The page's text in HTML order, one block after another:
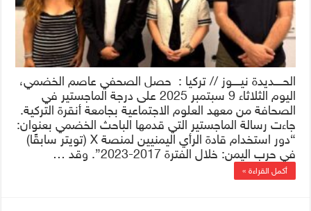
الحــــديدة نيــــوز // تركيا : حصل الصحفي عاصم الخضمي،
اليوم الثلاثاء 9 سبتمبر 2025 على درجة الماجستير في
الصحافة من معهد العلوم الاجتماعية بجامعة أنقرة التركية.
جاءت رسالة الماجستير التي قدمها الباحث الخضمي بعنوان:
“دور استخدام قادة الرأي اليمنيين لمنصة X (تويتر سابقًا)
في حرب اليمن: خلال الفترة 2017-2023”. وقد …
أكمل القراءة »